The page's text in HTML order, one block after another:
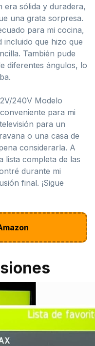
era sólida y duradera,
una grata sorpresa.
para mi cocina,
que hizo que
También pude
diferentes ángulos, lo
240V Modelo
para mi
para un
o una casa de
considerarla. A
lista completa de las
durante mi
final. ¡Sigue